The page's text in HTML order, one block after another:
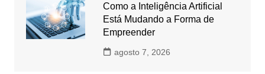
Como a Inteligência Artificial
Está Mudando a Forma de
Empreender
agosto 7, 2026